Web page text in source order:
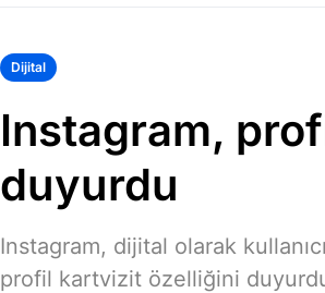
Dijital
Instagram,
duyurdu
Instagram, dijital olarak
profil kartvizit özelliğini